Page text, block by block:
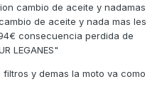
cambio de aceite y nadamas
de aceite y nada mas les
consecuencia perdida de
LEGANES"
y demas la moto va como